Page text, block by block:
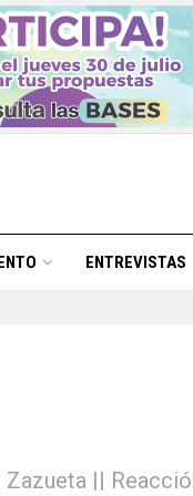
ENTREVISTAS
Zazueta ||